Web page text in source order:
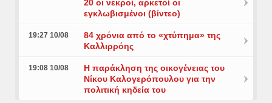
20 οι νεκροί, αρκετοί οι
εγκλωβισμένοι (βίντεο)
19:27 10/08
84 χρόνια από το «χτύπημα» της
Καλλιρρόης
19:08 10/08
Η παράκληση της οικογένειας του
Νίκου Καλογερόπουλου για την
πολιτική κηδεία του